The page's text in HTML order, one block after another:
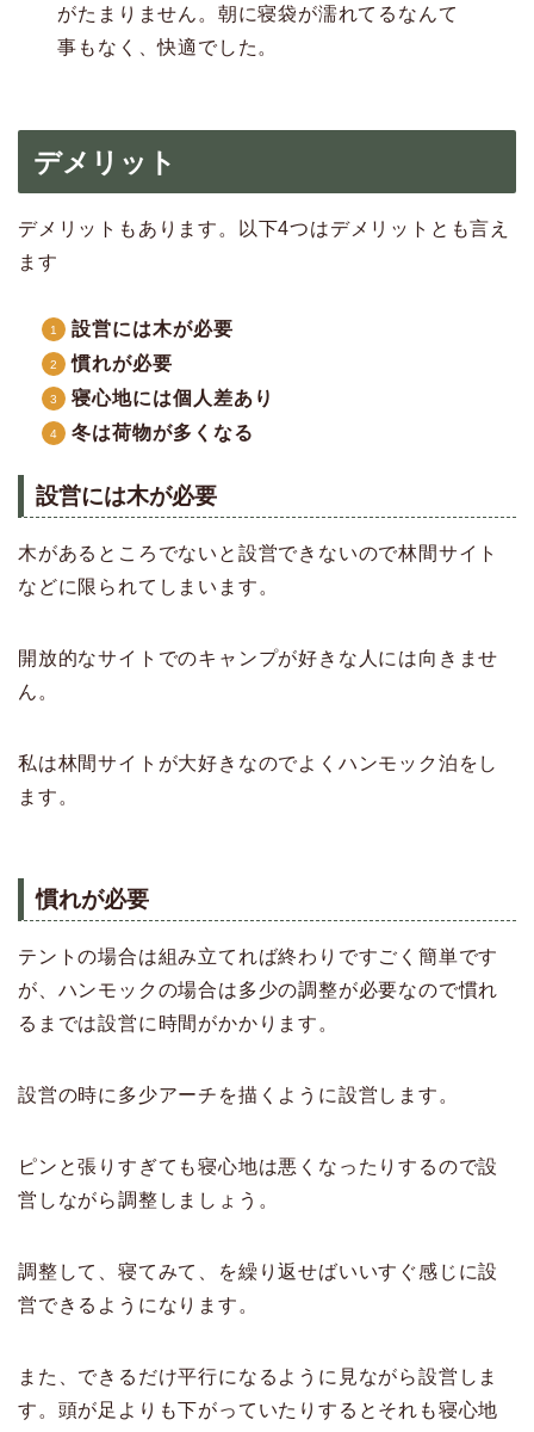
がたまりません。朝に寝袋が濡れてるなんて
事もなく、快適でした。
デメリット
デメリットもあります。以下4つはデメリットとも言え
ます
設営には木が必要
慣れが必要
寝心地には個人差あり
冬は荷物が多くなる
設営には木が必要
木があるところでないと設営できないので林間サイト
などに限られてしまいます。
開放的なサイトでのキャンプが好きな人には向きませ
ん。
私は林間サイトが大好きなのでよくハンモック泊をし
ます。
慣れが必要
テントの場合は組み立てれば終わりですごく簡単です
が、ハンモックの場合は多少の調整が必要なので慣れ
るまでは設営に時間がかかります。
設営の時に多少アーチを描くように設営します。
ピンと張りすぎても寝心地は悪くなったりするので設
営しながら調整しましょう。
調整して、寝てみて、を繰り返せばいいすぐ感じに設
営できるようになります。
また、できるだけ平行になるように見ながら設営しま
す。頭が足よりも下がっていたりするとそれも寝心地